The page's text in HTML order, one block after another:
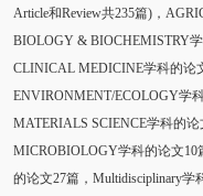
Article和Review共235篇)，
BIOLOGY & BIOCHEMISTRY
CLINICAL MEDICINE学科的论
ENVIRONMENT/ECOLOGY学
MATERIALS SCIENCE学科的
MICROBIOLOGY学科的论文
的论文27篇，Multidisciplinary学